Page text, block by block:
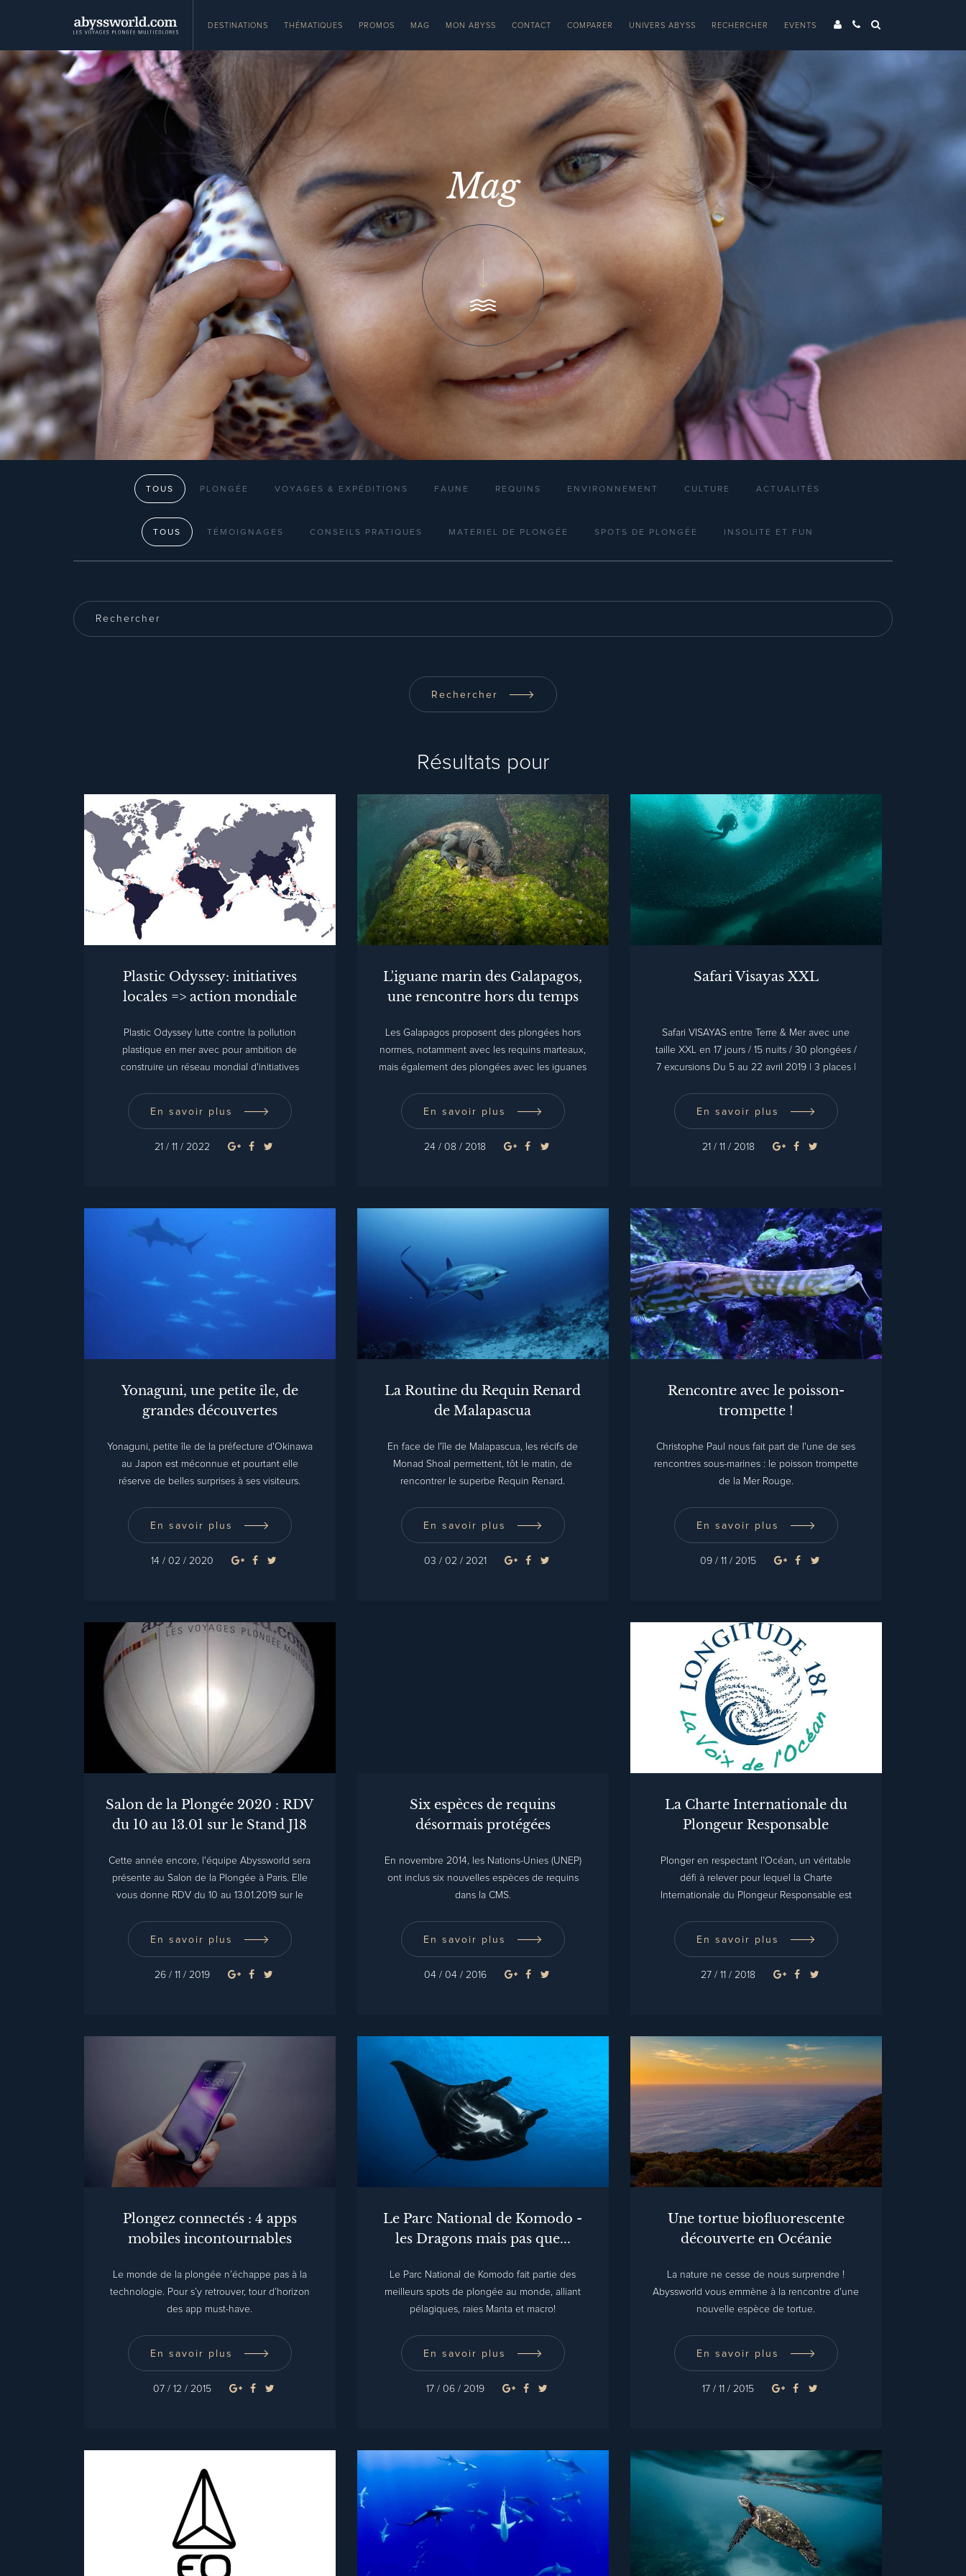
DESTINATIONS THÉMATIQUES PROMOS MAG MON ABYSS CONTACT COMPARER UNIVERS ABYSS RECHERCHER EVENTS
Mag
TOUS PLONGÉE VOYAGES & EXPÉDITIONS FAUNE REQUINS ENVIRONNEMENT CULTURE ACTUALITÉS
TOUS TÉMOIGNAGES CONSEILS PRATIQUES MATERIEL DE PLONGÉE SPOTS DE PLONGÉE INSOLITE ET FUN
Rechercher
Résultats pour
Plastic Odyssey: initiatives
locales => action mondiale
Plastic Odyssey lutte contre la pollution
plastique en mer avec pour ambition de
construire un réseau mondial d'initiatives
En savoir plus
21 / 11 / 2022
L'iguane marin des Galapagos,
une rencontre hors du temps
Les Galapagos proposent des plongées hors
normes, notamment avec les requins marteaux,
mais également des plongées avec les iguanes
En savoir plus
24 / 08 / 2018
Safari Visayas XXL
Safari VISAYAS entre Terre & Mer avec une
taille XXL en 17 jours / 15 nuits / 30 plongées /
7 excursions Du 5 au 22 avril 2019 | 3 places |
En savoir plus
21 / 11 / 2018
Yonaguni, une petite île, de
grandes découvertes
Yonaguni, petite île de la préfecture d'Okinawa
au Japon est méconnue et pourtant elle
réserve de belles surprises à ses visiteurs.
En savoir plus
14 / 02 / 2020
La Routine du Requin Renard
de Malapascua
En face de l'île de Malapascua, les récifs de
Monad Shoal permettent, tôt le matin, de
rencontrer le superbe Requin Renard.
En savoir plus
03 / 02 / 2021
Rencontre avec le poisson-
trompette !
Christophe Paul nous fait part de l'une de ses
rencontres sous-marines : le poisson trompette
de la Mer Rouge.
En savoir plus
09 / 11 / 2015
Salon de la Plongée 2020 : RDV
du 10 au 13.01 sur le Stand J18
Cette année encore, l'équipe Abyssworld sera
présente au Salon de la Plongée à Paris. Elle
vous donne RDV du 10 au 13.01.2019 sur le
En savoir plus
26 / 11 / 2019
Six espèces de requins
désormais protégées
En novembre 2014, les Nations-Unies (UNEP)
ont inclus six nouvelles espèces de requins
dans la CMS.
En savoir plus
04 / 04 / 2016
La Charte Internationale du
Plongeur Responsable
Plonger en respectant l'Océan, un véritable
défi à relever pour lequel la Charte
Internationale du Plongeur Responsable est
En savoir plus
27 / 11 / 2018
Plongez connectés : 4 apps
mobiles incontournables
Le monde de la plongée n’échappe pas à la
technologie. Pour s’y retrouver, tour d’horizon
des app must-have.
En savoir plus
07 / 12 / 2015
Le Parc National de Komodo -
les Dragons mais pas que...
Le Parc National de Komodo fait partie des
meilleurs spots de plongée au monde, alliant
pélagiques, raies Manta et macro!
En savoir plus
17 / 06 / 2019
Une tortue biofluorescente
découverte en Océanie
La nature ne cesse de nous surprendre !
Abyssworld vous emmène à la rencontre d'une
nouvelle espèce de tortue.
En savoir plus
17 / 11 / 2015